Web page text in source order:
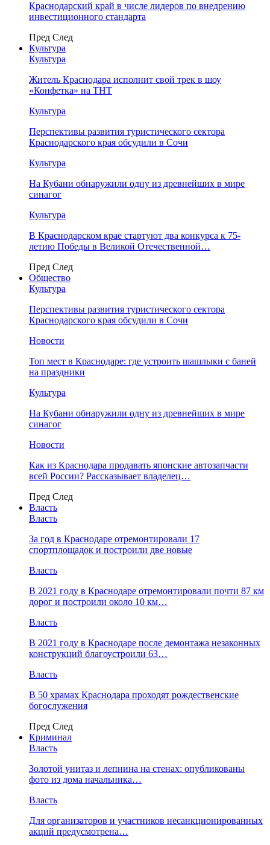
Краснодарский край в числе лидеров по внедрению
инвестиционного стандарта
Пред След
Культура
Культура
Житель Краснодара исполнит свой трек в шоу
«Конфетка» на ТНТ
Культура
Перспективы развития туристического сектора
Краснодарского края обсудили в Сочи
Культура
На Кубани обнаружили одну из древнейших в мире
синагог
Культура
В Краснодарском крае стартуют два конкурса к 75-
летию Победы в Великой Отечественной…
Пред След
Общество
Культура
Перспективы развития туристического сектора
Краснодарского края обсудили в Сочи
Новости
Топ мест в Краснодаре: где устроить шашлыки с баней
на праздники
Культура
На Кубани обнаружили одну из древнейших в мире
синагог
Новости
Как из Краснодара продавать японские автозапчасти
всей России? Рассказывает владелец…
Пред След
Власть
Власть
За год в Краснодаре отремонтировали 17
спортплощадок и построили две новые
Власть
В 2021 году в Краснодаре отремонтировали почти 87 км
дорог и построили около 10 км…
Власть
В 2021 году в Краснодаре после демонтажа незаконных
конструкций благоустроили 63…
Власть
В 50 храмах Краснодара проходят рождественские
богослужения
Пред След
Криминал
Власть
​Золотой унитаз и лепнина на стенах: опубликованы
фото из дома начальника…
Власть
Для организаторов и участников несанкционированных
акций предусмотрена…